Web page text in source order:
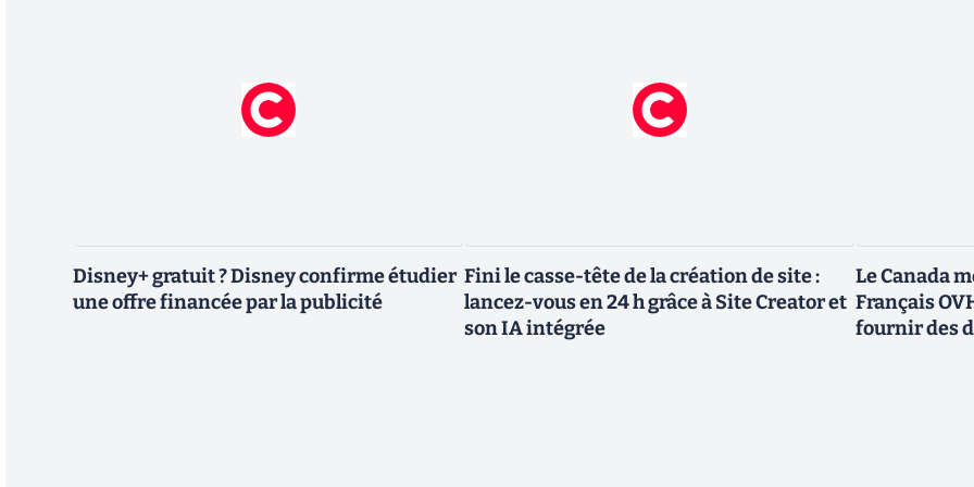
Disney+ gratuit ? Disney confirme étudier
une offre financée par la publicité
Fini le casse-tête de la création de site :
lancez-vous en 24 h grâce à Site Creator et
son IA intégrée
Le Canada
Français
fournir des